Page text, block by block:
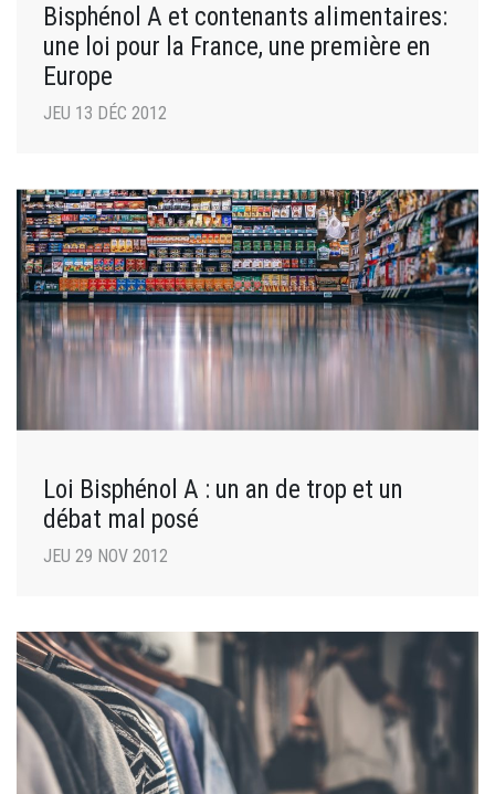
Bisphénol A et contenants alimentaires:
une loi pour la France, une première en
Europe
JEU 13 DÉC 2012
Loi Bisphénol A : un an de trop et un
débat mal posé
JEU 29 NOV 2012